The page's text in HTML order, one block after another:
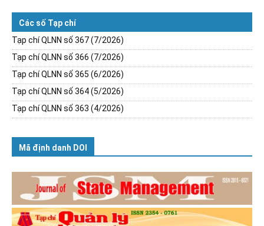
Các số Tạp chí
Tạp chí QLNN số 367 (7/2026)
Tạp chí QLNN số 366 (7/2026)
Tạp chí QLNN số 365 (6/2026)
Tạp chí QLNN số 364 (5/2026)
Tạp chí QLNN số 363 (4/2026)
Mã định danh DOI